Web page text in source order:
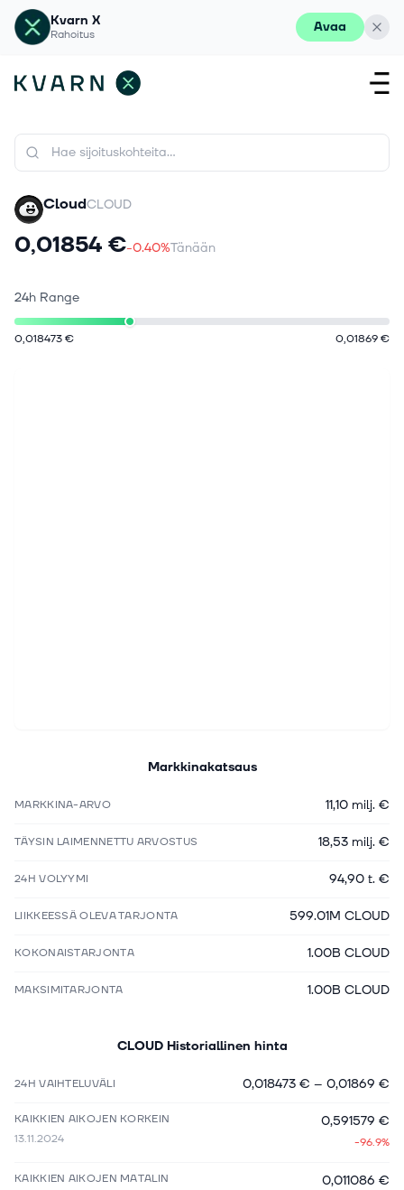
Kvarn X
Rahoitus Avaa
CloudCLOUD
0,01854 €-0.40%Tänään
24h Range
0,018473 € 0,01869 €
Markkinakatsaus
MARKKINA-ARVO 11,10 milj. €
TÄYSIN LAIMENNETTU ARVOSTUS 18,53 milj. €
24H VOLYYMI 94,90 t. €
LIIKKEESSÄ OLEVA TARJONTA 599.01M CLOUD
KOKONAISTARJONTA 1.00B CLOUD
MAKSIMITARJONTA 1.00B CLOUD
CLOUD Historiallinen hinta
24H VAIHTELUVÄLI 0,018473 € – 0,01869 €
KAIKKIEN AIKOJEN KORKEIN
13.11.2024
0,591579 €
-96.9%
KAIKKIEN AIKOJEN MATALIN
0,011086 €